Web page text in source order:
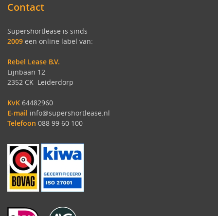
Contact
Supershortlease is sinds
2009 een online label van:
Rebel Lease B.V.
Lijnbaan 12
2352 CK Leiderdorp
KvK 64482960
E-mail info@supershortlease.nl
Telefoon 088 99 60 100